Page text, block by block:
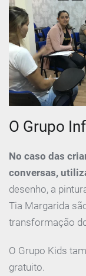
O Grupo
No caso das
conversas,
desenho, a
Tia Margarida
transformação
O Grupo Kids
gratuito.